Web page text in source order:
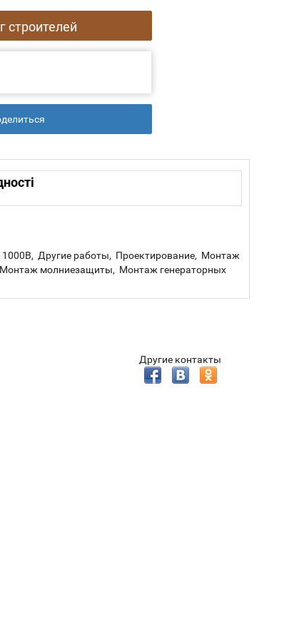
строителей
Другие работы, Проектирование, Монтаж
молниезащиты, Монтаж генераторных
Другие контакты